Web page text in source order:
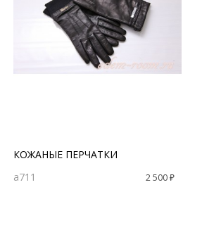
КОЖАНЫЕ ПЕРЧАТКИ
a711
2 500 ₽